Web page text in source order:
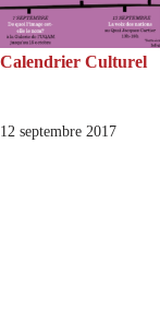
Calendrier Culturel
12 septembre 2017